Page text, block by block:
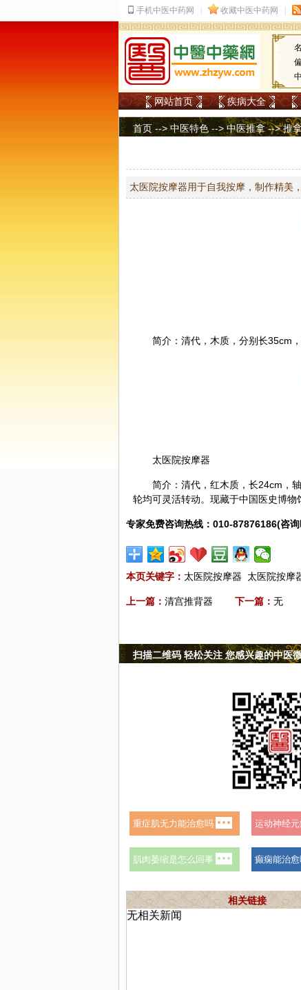
网站首页 疾病大全
首页 -->中医特色 -->中医推拿-->推
太医院按摩器用于自我按摩，制作精美
简介：清代，木质，分别长35cm
太医院按摩器
简介：清代，红木质，长24cm，
轮均可灵活转动。现藏于中国医史博物
专家免费咨询热线：010-87876186(咨
本页关键字： 太医院按摩器 太医院按摩
上一篇： 清宫推背器 下一篇： 无
扫描二维码 轻松关注 您感兴趣的中医
相关链接
无相关新闻